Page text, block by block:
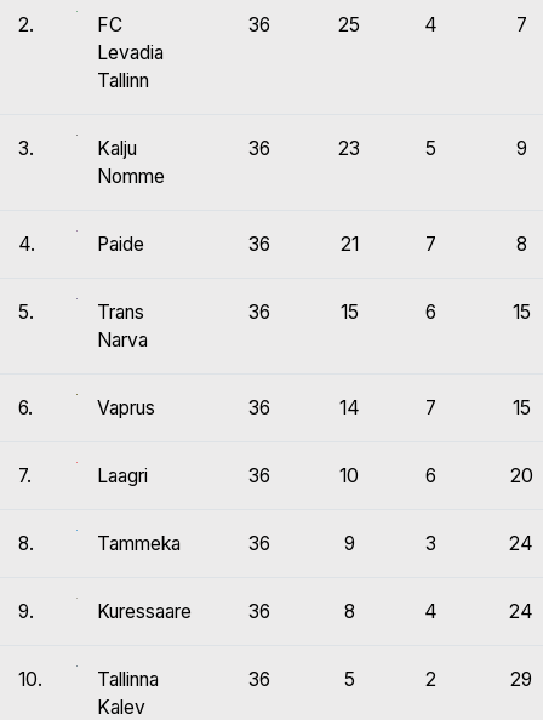
2.
FC
Levadia
Tallinn
36 25 4 7
3.
Kalju
Nomme
36 23 5 9
4. Paide 36 21 7 8
5.
Trans
Narva
36 15 6 15
6. Vaprus 36 14 7 15
7. Laagri 36 10 6 20
8. Tammeka 36 9 3 24
9. Kuressaare 36 8 4 24
10.
Tallinna
Kalev
36 5 2 29